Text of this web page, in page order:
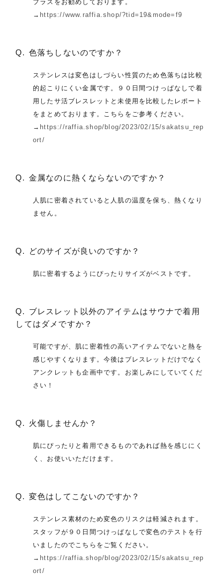
プラスをお勧めしております。
→ https://www.raffia.shop/?tid=19&mode=f9
色落ちしないのですか？
ステンレスは変色はしづらい性質のため色落ちは比較
的起こりにくい金属です。９０日間つけっぱなしで着
用したサ活ブレスレットと未使用を比較したレポート
をまとめております。こちらをご参考ください。
→ https://raffia.shop/blog/2023/02/15/sakatsu_rep
ort/
金属なのに熱くならないのですか？
人肌に密着されていると人肌の温度を保ち、熱くなり
ません。
どのサイズが良いのですか？
肌に密着するようにぴったりサイズがベストです。
ブレスレット以外のアイテムはサウナで着用
してはダメですか？
可能ですが、肌に密着性の高いアイテムでないと熱を
感じやすくなります。今後はブレスレットだけでなく
アンクレットも企画中です。お楽しみにしていてくだ
さい！
火傷しませんか？
肌にぴったりと着用できるものであれば熱を感じにく
く、お使いいただけます。
変色はしてこないのですか？
ステンレス素材のため変色のリスクは軽減されます。
スタッフが９０日間つけっぱなしで変色のテストを行
いましたのでこちらをご覧ください。
→ https://raffia.shop/blog/2023/02/15/sakatsu_rep
ort/